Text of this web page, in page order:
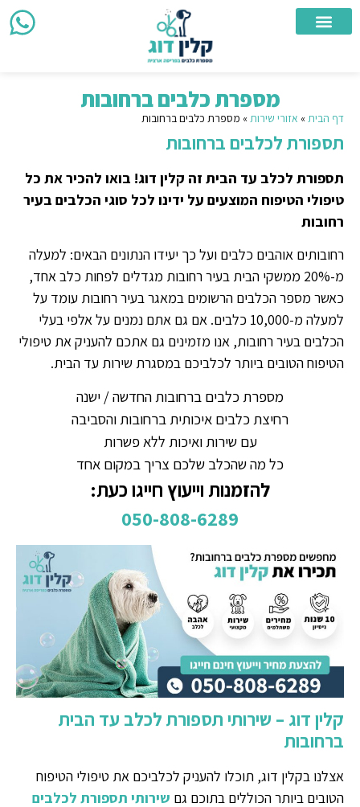
מספרת כלבים ברחובות
דף הבית» אזורי שירות» מספרת כלבים ברחובות
תספורת לכלבים ברחובות
תספורת לכלב עד הבית זה קלין דוג! בואו להכיר את כל
טיפולי הטיפוח המוצעים על ידינו לכל סוגי הכלבים בעיר
רחובות
רחובותים אוהבים כלבים ועל כך יעידו הנתונים הבאים: למעלה
מ-20% ממשקי הבית בעיר רחובות מגדלים לפחות כלב אחד,
כאשר מספר הכלבים הרשומים במאגר בעיר רחובות עומד על
למעלה מ-10,000 כלבים. אם גם אתם נמנים על אלפי בעלי
הכלבים בעיר רחובות, אנו מזמינים גם אתכם להעניק את טיפולי
הטיפוח הטובים ביותר לכלביכם במסגרת שירות עד הבית.
מספרת כלבים ברחובות החדשה / ישנה
רחיצת כלבים איכותית ברחובות והסביבה
עם שירות ואיכות ללא פשרות
כל מה שהכלב שלכם צריך במקום אחד
להזמנות וייעוץ חייגו כעת:
050-808-6289
קלין דוג – שירותי תספורת לכלב עד הבית
ברחובות
אצלנו בקלין דוג, תוכלו להעניק לכלביכם את טיפולי הטיפוח
הטובים ביותר הכוללים בתוכם גם שירותי תספורת לכלבים